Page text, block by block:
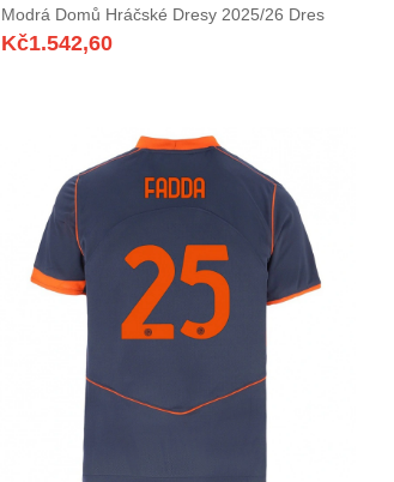
Modrá Domů Hráčské Dresy 2025/26 Dres
Kč1.542,60